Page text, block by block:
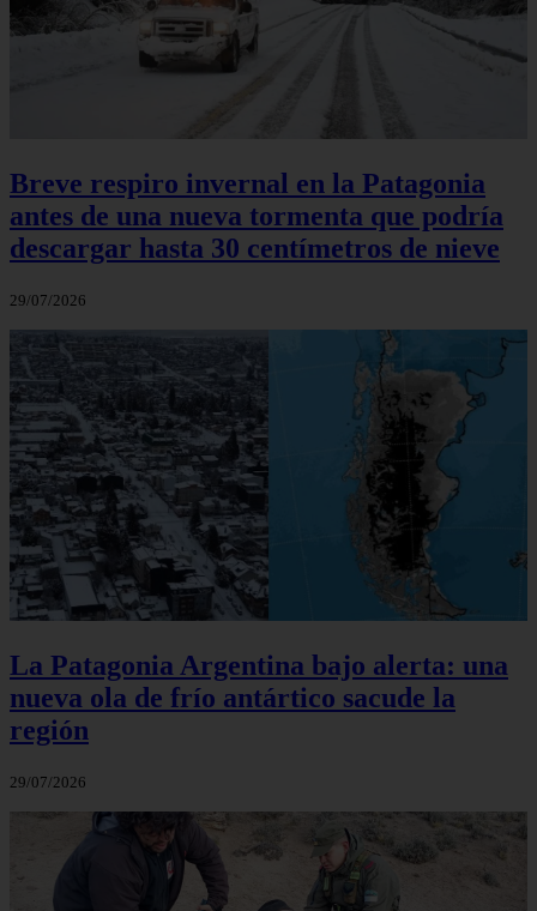
Breve respiro invernal en la Patagonia
antes de una nueva tormenta que podría
descargar hasta 30 centímetros de nieve
29/07/2026
La Patagonia Argentina bajo alerta: una
nueva ola de frío antártico sacude la
región
29/07/2026